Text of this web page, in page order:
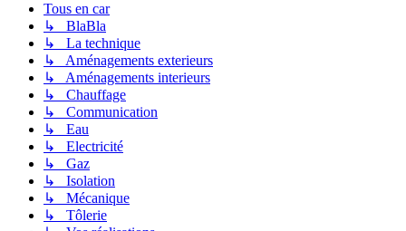
Tous en car
↳ BlaBla
↳ La technique
↳ Aménagements exterieurs
↳ Aménagements interieurs
↳ Chauffage
↳ Communication
↳ Eau
↳ Electricité
↳ Gaz
↳ Isolation
↳ Mécanique
↳ Tôlerie